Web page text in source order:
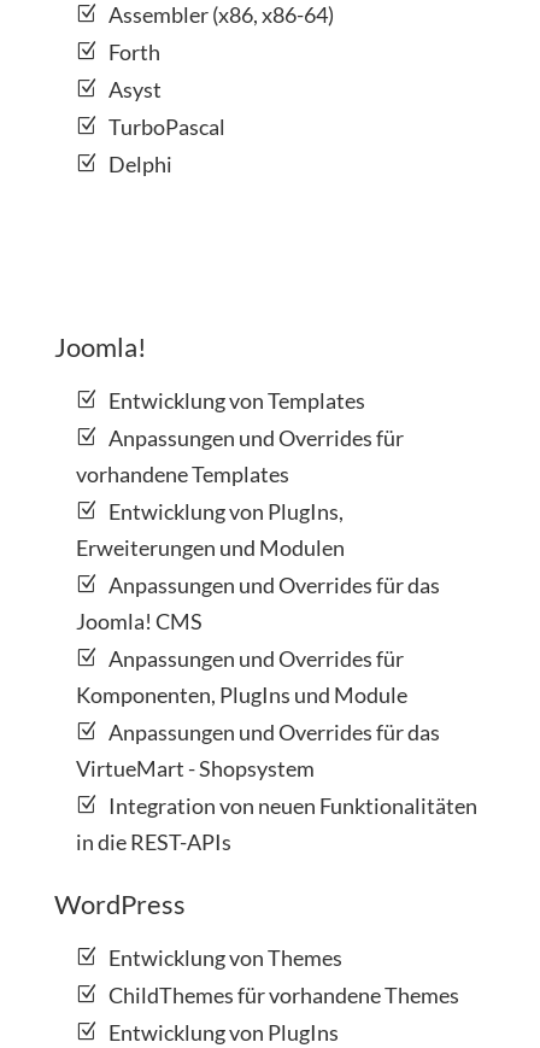
Assembler (x86, x86-64)
Forth
Asyst
TurboPascal
Delphi
Joomla!
Entwicklung von Templates
Anpassungen und Overrides für
vorhandene Templates
Entwicklung von PlugIns,
Erweiterungen und Modulen
Anpassungen und Overrides für das
Joomla! CMS
Anpassungen und Overrides für
Komponenten, PlugIns und Module
Anpassungen und Overrides für das
VirtueMart - Shopsystem
Integration von neuen Funktionalitäten
in die REST-APIs
WordPress
Entwicklung von Themes
ChildThemes für vorhandene Themes
Entwicklung von PlugIns